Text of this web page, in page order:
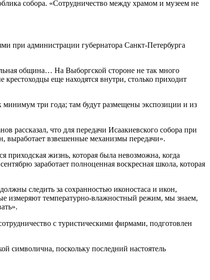
собора. «Сотрудничество между храмом и музеем не
при администрации губернатора Санкт-Петербурга
община… На Выборгской стороне не так много
еще находятся внутри, столько приходит
минимум три года; там будут размещены экспозиции и из
рассказал, что для передачи Исаакиевского собора при
выработает взвешенные механизмы передачи».
приходская жизнь, которая была невозможна, когда
заработает полноценная воскресная школа, которая
следить за сохранностью иконостаса и икон,
измеряют температурно-влажностный режим, мы знаем,
с туристическими фирмами, подготовлен
символична, поскольку последний настоятель